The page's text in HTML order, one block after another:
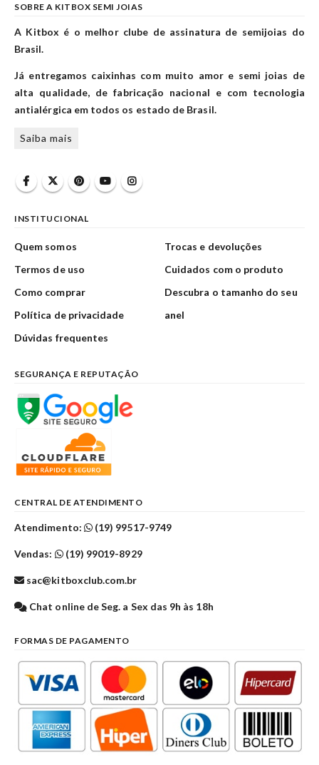
SOBRE A KITBOX SEMI JOIAS
A Kitbox é o melhor clube de assinatura de semijoias do
Brasil.
Já entregamos caixinhas com muito amor e semi joias de
alta qualidade, de fabricação nacional e com tecnologia
antialérgica em todos os estado de Brasil.
Saiba mais
INSTITUCIONAL
Quem somos
Termos de uso
Como comprar
Política de privacidade
Dúvidas frequentes
Trocas e devoluções
Cuidados com o produto
Descubra o tamanho do seu
anel
SEGURANÇA E REPUTAÇÃO
CENTRAL DE ATENDIMENTO
Atendimento: (19) 99517-9749
Vendas: (19) 99019-8929
sac@kitboxclub.com.br
Chat online de Seg. a Sex das 9h às 18h
FORMAS DE PAGAMENTO